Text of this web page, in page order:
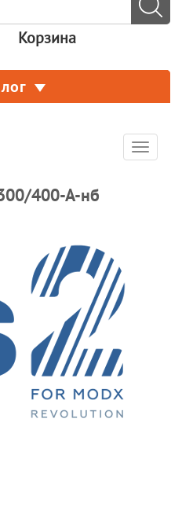
Корзина
Toggle
400-А-нб